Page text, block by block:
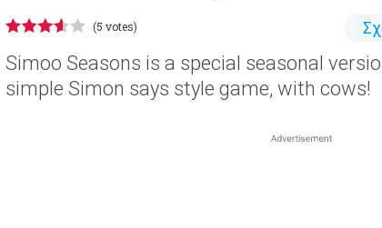
(5 votes)
Simoo Seasons is a special seasonal
simple Simon says style game, with cows!